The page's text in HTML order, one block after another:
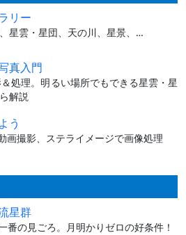
リー
星雲・星団、天の川、星景、…
真入門
処理。明るい場所でもできる星雲・星
解説
う
画撮影、ステライメージで画像処理
星群
番の見ごろ。月明かりゼロの好条件！